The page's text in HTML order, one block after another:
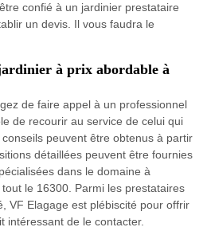
confié à un jardinier prestataire
un devis. Il vous faudra le
à prix abordable à
de faire appel à un professionnel
de recourir au service de celui qui
peuvent être obtenus à partir
détaillées peuvent être fournies
dans le domaine à
le 16300. Parmi les prestataires
VF Elagage est plébiscité pour offrir
intéressant de le contacter.